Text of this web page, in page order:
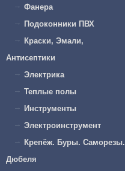
Фанера
Подоконники ПВХ
Краски, Эмали,
Антисептики
Электрика
Теплые полы
Инструменты
Электроинструмент
Крепёж. Буры. Саморезы.
Дюбеля